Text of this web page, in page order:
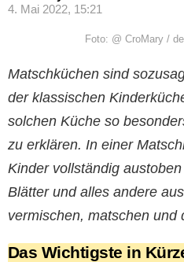
4. Mai 2022, 15:21
Foto: @ CroMary /
Matschküchen sind
der klassischen
solchen Küche so
zu erklären. In einer
Kinder vollständig
Blätter und alles andere
vermischen, matschen und
Das Wichtigste in